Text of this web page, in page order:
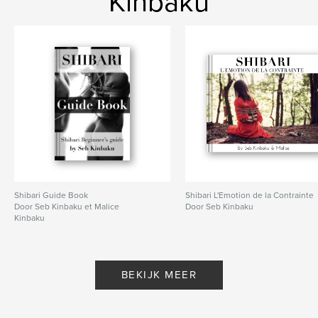
Datum publiceren: sep 10, 2019
French
Trefwoorden
bdsm , corde bondage ,
kinbaku , shibari
Shibari Guide Book
Door Seb Kinbaku et Malice
Kinbaku
Shibari L'Emotion de la Contrainte
Door Seb Kinbaku
BEKIJK MEER